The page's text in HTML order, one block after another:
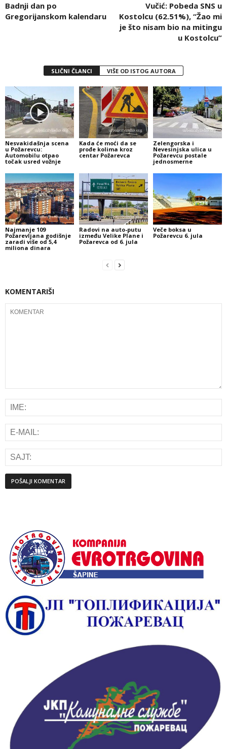
Badnji dan po
Gregorijanskom kalendaru
Vučić: Pobeda SNS u
Kostolcu (62.51%), “Žao mi
je što nisam bio na mitingu
u Kostolcu”
SLIČNI ČLANCI VIŠE OD ISTOG AUTORA
Nesvakidašnja scena
u Požarevcu:
Automobilu otpao
točak usred vožnje
Kada će moći da se
prođe kolima kroz
centar Požarevca
Zelengorska i
Nevesinjska ulica u
Požarevcu postale
jednosmerne
Najmanje 109
Požarevljana godišnje
zaradi više od 5,4
miliona dinara
Radovi na auto-putu
između Velike Plane i
Požarevca od 6. jula
Veče boksa u
Požarevcu 6. jula
KOMENTARIŠI